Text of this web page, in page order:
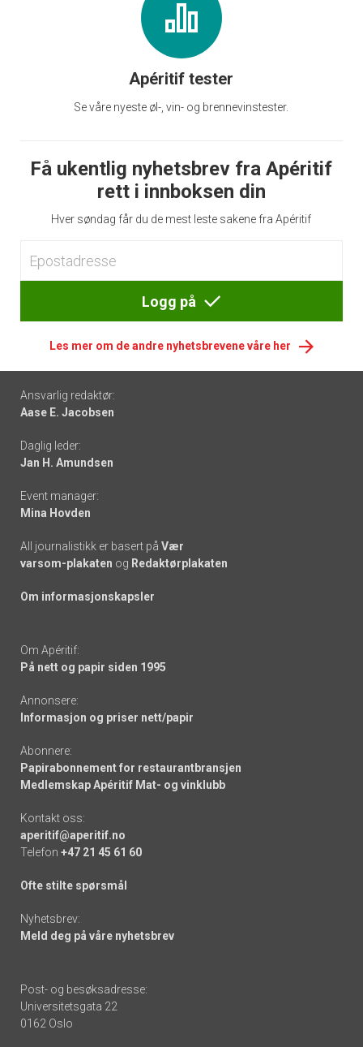
Apéritif tester
Se våre nyeste øl-, vin- og brennevinstester.
Få ukentlig nyhetsbrev fra Apéritif
rett i innboksen din
Hver søndag får du de mest leste sakene fra Apéritif
Logg på
Les mer om de andre nyhetsbrevene våre her
Footer
-
links
Ansvarlig redaktør:
Aase E. Jacobsen
Daglig leder:
Jan H. Amundsen
Event manager:
Mina Hovden
All journalistikk er basert på Vær
varsom-plakaten og Redaktørplakaten
Om informasjonskapsler
Om Apéritif:
På nett og papir siden 1995
Annonsere:
Informasjon og priser nett/papir
Abonnere:
Papirabonnement for restaurantbransjen
Medlemskap Apéritif Mat- og vinklubb
Kontakt oss:
aperitif@aperitif.no
Telefon +47 21 45 61 60
Ofte stilte spørsmål
Nyhetsbrev:
Meld deg på våre nyhetsbrev
Post- og besøksadresse:
Universitetsgata 22
0162 Oslo